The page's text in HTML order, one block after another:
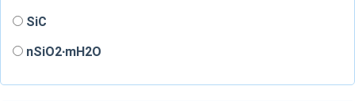
SiC
nSiO2∙mH2O